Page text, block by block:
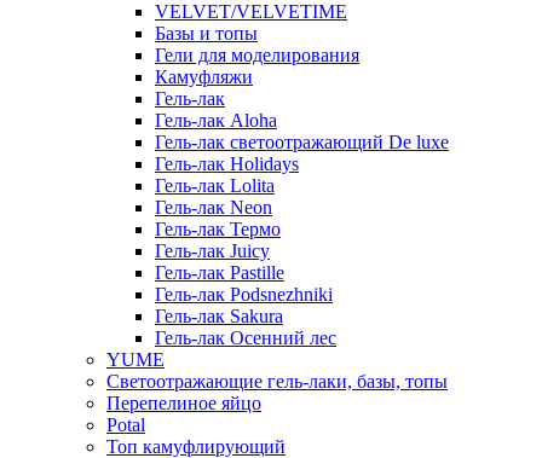
VELVET/VELVETIME
Базы и топы
Гели для моделирования
Камуфляжи
Гель-лак
Гель-лак Aloha
Гель-лак светоотражающий De luxe
Гель-лак Holidays
Гель-лак Lolita
Гель-лак Neon
Гель-лак Термо
Гель-лак Juicy
Гель-лак Pastille
Гель-лак Podsnezhniki
Гель-лак Sakura
Гель-лак Осенний лес
YUME
Светоотражающие гель-лаки, базы, топы
Перепелиное яйцо
Potal
Топ камуфлирующий